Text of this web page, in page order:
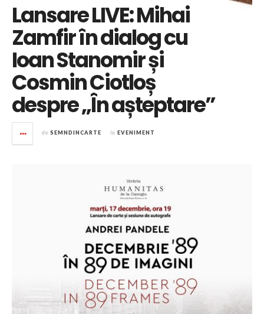
Lansare LIVE: Mihai
Zamfir în dialog cu
Ioan Stanomir și
Cosmin Ciotloș
despre „În așteptare”
de SEMNDINCARTE în EVENIMENT